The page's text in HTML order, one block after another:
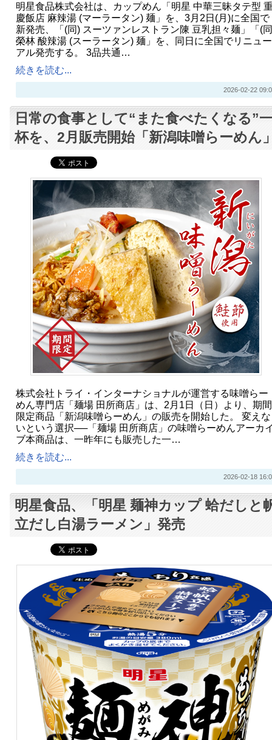
明星食品株式会社は、カップめん「明星 中華三昧タテ型
慶飯店 麻辣湯 (マーラータン) 麺」を、3月2日(月)に全国で
新発売、「(同) スーツァンレストラン陳 豆乳担々麺」「(
榮林 酸辣湯 (スーラータン) 麺」を、同日に全国でリニュー
アル発売する。 3品共通…
続きを読む...
2026-02-22
日常の食事として“また食べたくなる”
杯を、2月販売開始「新潟味噌らーめん
株式会社トライ・インターナショナルが運営する味噌らー
めん専門店「麺場 田所商店」は、2月1日（日）より、期間
限定商品「新潟味噌らーめん」の販売を開始した。 変えな
いという選択──「麺場 田所商店」の味噌らーめんアーカ
ブ本商品は、一昨年にも販売した一…
続きを読む...
2026-02-18
明星食品、「明星 麺神カップ 蛤だしと
立だし白湯ラーメン」発売